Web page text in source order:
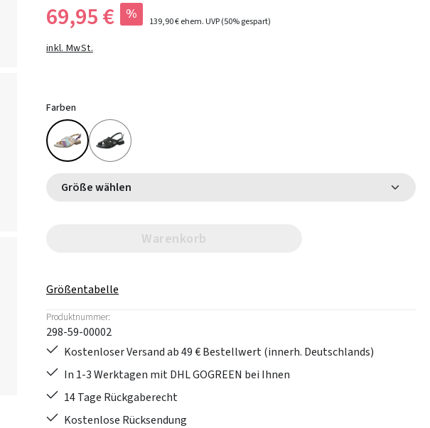
69,95 € % 139,90 €ehem. UVP(50% gespart)
inkl. MwSt.
Farben
Größe wählen
Warenkorb
Größentabelle
Produktnummer:
298-59-00002
Kostenloser Versand ab 49 € Bestellwert (innerh. Deutschlands)
In 1-3 Werktagen mit DHL GOGREEN bei Ihnen
14 Tage Rückgaberecht
Kostenlose Rücksendung